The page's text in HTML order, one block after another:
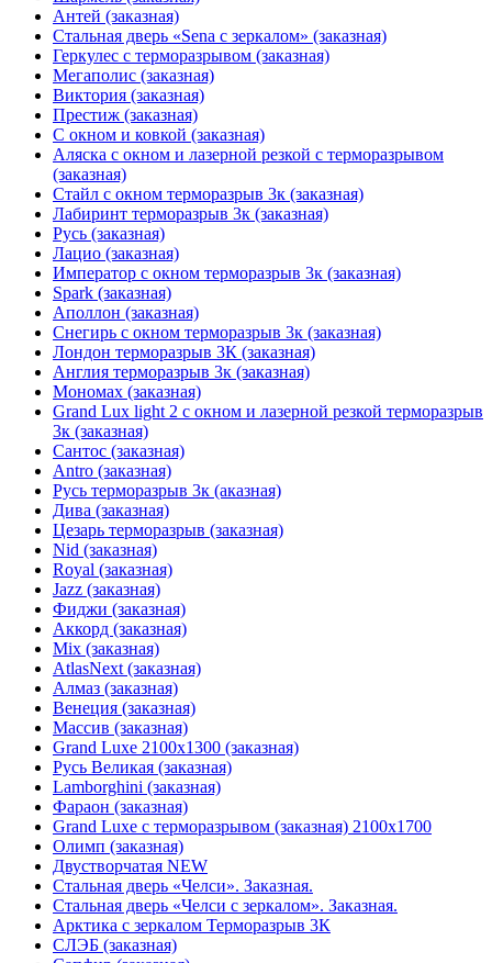
Антей (заказная)
Стальная дверь «Sena с зеркалом» (заказная)
Геркулес с терморазрывом (заказная)
Мегаполис (заказная)
Виктория (заказная)
Престиж (заказная)
С окном и ковкой (заказная)
Аляска с окном и лазерной резкой с терморазрывом
(заказная)
Стайл с окном терморазрыв 3к (заказная)
Лабиринт терморазрыв 3к (заказная)
Русь (заказная)
Лацио (заказная)
Император с окном терморазрыв 3к (заказная)
Spark (заказная)
Аполлон (заказная)
Снегирь с окном терморазрыв 3к (заказная)
Лондон терморазрыв 3К (заказная)
Англия терморазрыв 3к (заказная)
Мономах (заказная)
Grand Lux light 2 с окном и лазерной резкой терморазрыв
3к (заказная)
Сантос (заказная)
Antro (заказная)
Русь терморазрыв 3к (аказная)
Дива (заказная)
Цезарь терморазрыв (заказная)
Nid (заказная)
Royal (заказная)
Jazz (заказная)
Фиджи (заказная)
Аккорд (заказная)
Mix (заказная)
AtlasNext (заказная)
Алмаз (заказная)
Венеция (заказная)
Массив (заказная)
Grand Luxe 2100х1300 (заказная)
Русь Великая (заказная)
Lamborghini (заказная)
Фараон (заказная)
Grand Luxe с терморазрывом (заказная) 2100х1700
Олимп (заказная)
Двустворчатая NEW
Стальная дверь «Челси». Заказная.
Стальная дверь «Челси с зеркалом». Заказная.
Арктика с зеркалом Терморазрыв 3К
СЛЭБ (заказная)